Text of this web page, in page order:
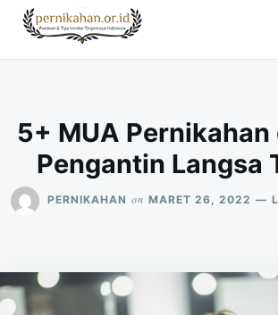
SkipSearch
for:
5+ MUA Pernikahan
Pengantin Langsa
PERNIKAHAN on MARET 26, 2022